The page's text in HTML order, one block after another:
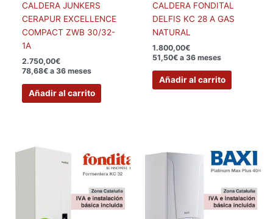
CALDERA JUNKERS
CERAPUR EXCELLENCE
COMPACT ZWB 30/32-
1A
2.750,00€
78,68€ a 36 meses
Añadir al carrito
CALDERA FONDITAL
DELFIS KC 28 A GAS
NATURAL
1.800,00€
51,50€ a 36 meses
Añadir al carrito